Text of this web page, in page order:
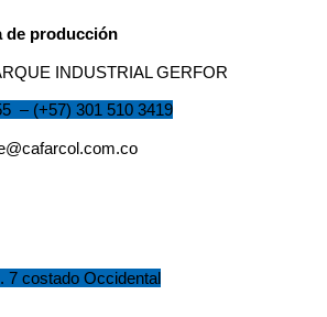
de producción
INDUSTRIAL GERFOR
– (+57) 301 510 3419
7 costado Occidental